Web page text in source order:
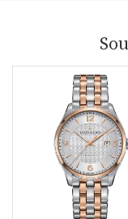
Typ strojku
Rezerva chodu
Kalibr strojku